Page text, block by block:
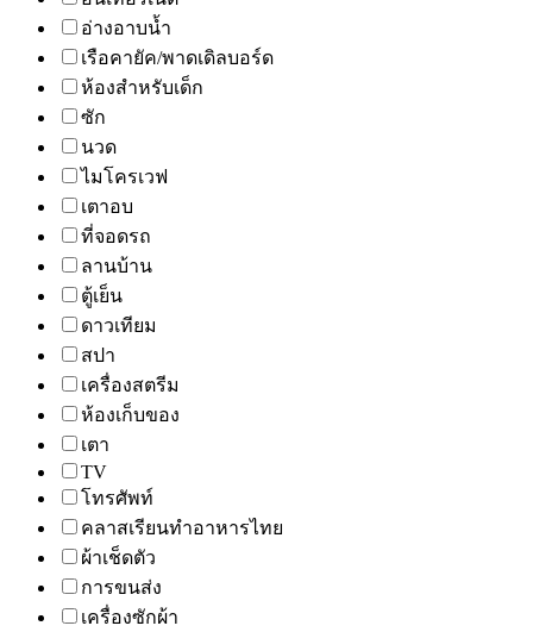
อ่างอาบน้ำ
เรือคายัค/พาดเดิลบอร์ด
ห้องสำหรับเด็ก
ซัก
นวด
ไมโครเวฟ
เตาอบ
ที่จอดรถ
ลานบ้าน
ตู้เย็น
ดาวเทียม
สปา
เครื่องสตรีม
ห้องเก็บของ
เตา
TV
โทรศัพท์
คลาสเรียนทำอาหารไทย
ผ้าเช็ดตัว
การขนส่ง
เครื่องซักผ้า